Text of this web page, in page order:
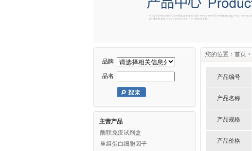
品牌
品名
主营产品
酶联免疫试剂盒
重组蛋白细胞因子
您的位置： 首页 >
产品编号
产品名称
产品规格
产品价格